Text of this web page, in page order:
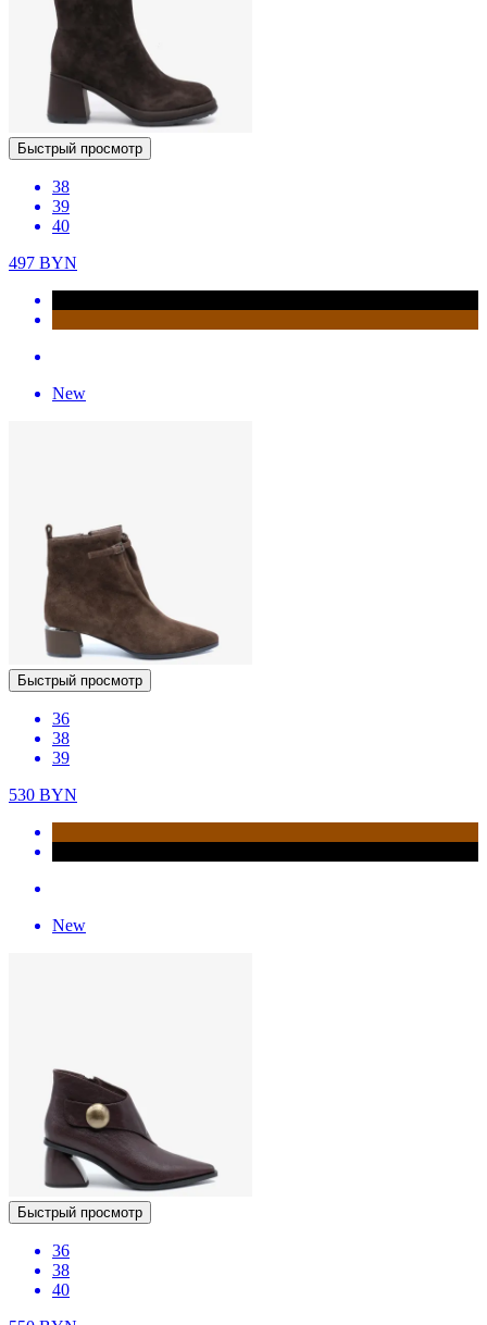
Быстрый просмотр
38
39
40
497 BYN
New
Быстрый просмотр
36
38
39
530 BYN
New
Быстрый просмотр
36
38
40